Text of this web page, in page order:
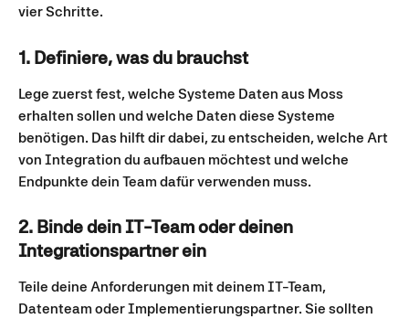
vier Schritte.
1. Definiere, was du brauchst
Lege zuerst fest, welche Systeme Daten aus Moss
erhalten sollen und welche Daten diese Systeme
benötigen. Das hilft dir dabei, zu entscheiden, welche Art
von Integration du aufbauen möchtest und welche
Endpunkte dein Team dafür verwenden muss.
2. Binde dein IT-Team oder deinen
Integrationspartner ein
Teile deine Anforderungen mit deinem IT-Team,
Datenteam oder Implementierungspartner. Sie sollten